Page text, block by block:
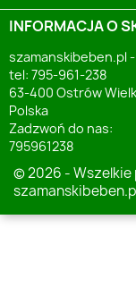
INFORMACJA O
szamanskibeben.pl
tel: 795-961-238
63-400 Ostrów
Polska
Zadzwoń do nas:
795961238
© 2026 -